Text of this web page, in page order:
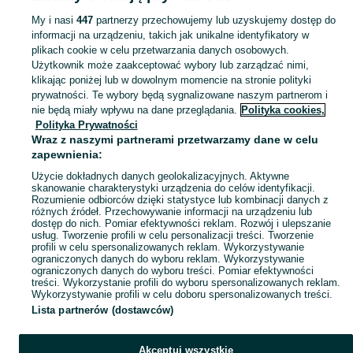
KATEGORIA
Zobacz
Mapa kategorii
Mapa miejscowości
Mapa ministron
Popularne wyszukiwania
My i nasi 447partnerzy przechowujemy lub uzyskujemy dostęp do
informacji na urządzeniu, takich jak unikalne identyfikatory w
plikach cookie w celu przetwarzania danych osobowych.
Użytkownik może zaakceptować wybory lub zarządzać nimi,
klikając poniżej lub w dowolnym momencie na stronie polityki
prywatności. Te wybory będą sygnalizowane naszym partnerom i
nie będą miały wpływu na dane przeglądania. Polityka cookies,
Polityka Prywatności
Wraz z naszymi partnerami przetwarzamy dane w celu
zapewnienia:
Użycie dokładnych danych geolokalizacyjnych. Aktywne
skanowanie charakterystyki urządzenia do celów identyfikacji.
Rozumienie odbiorców dzięki statystyce lub kombinacji danych z
różnych źródeł. Przechowywanie informacji na urządzeniu lub
dostęp do nich. Pomiar efektywności reklam. Rozwój i ulepszanie
usług. Tworzenie profili w celu personalizacji treści. Tworzenie
profili w celu spersonalizowanych reklam. Wykorzystywanie
ograniczonych danych do wyboru reklam. Wykorzystywanie
ograniczonych danych do wyboru treści. Pomiar efektywności
treści. Wykorzystanie profili do wyboru spersonalizowanych reklam.
Wykorzystywanie profili w celu doboru spersonalizowanych treści.
Lista partnerów (dostawców)
Akceptuj wszystkie